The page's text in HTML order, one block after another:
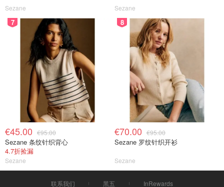
Sezane Sezane
7
€45.00 €95.00
Sezane 条纹针织背心
4.7折捡漏
Sezane
8
€70.00 €95.00
Sezane 罗纹针织开衫
Sezane
联系我们 黑五 InRewards